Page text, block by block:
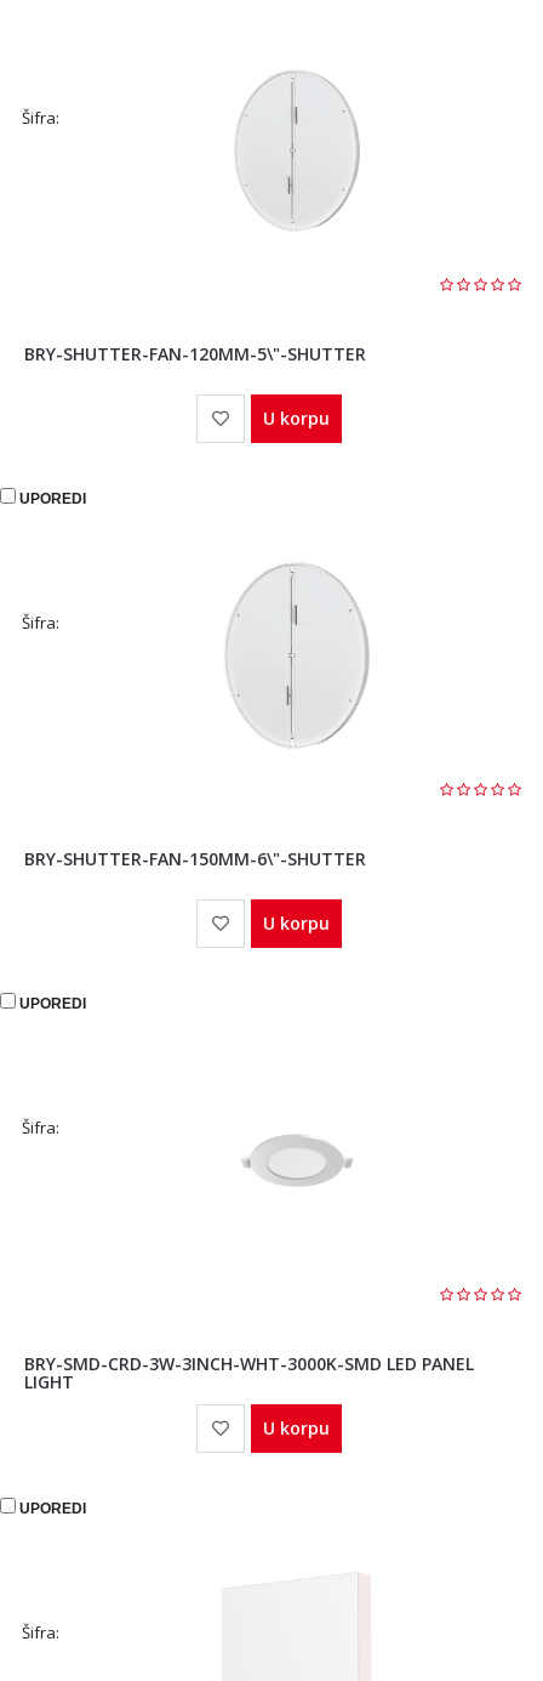
Šifra:
BRY-SHUTTER-FAN-120MM-5\"-SHUTTER
U korpu
UPOREDI
Šifra:
BRY-SHUTTER-FAN-150MM-6\"-SHUTTER
U korpu
UPOREDI
Šifra:
BRY-SMD-CRD-3W-3INCH-WHT-3000K-SMD LED PANEL
LIGHT
U korpu
UPOREDI
Šifra: